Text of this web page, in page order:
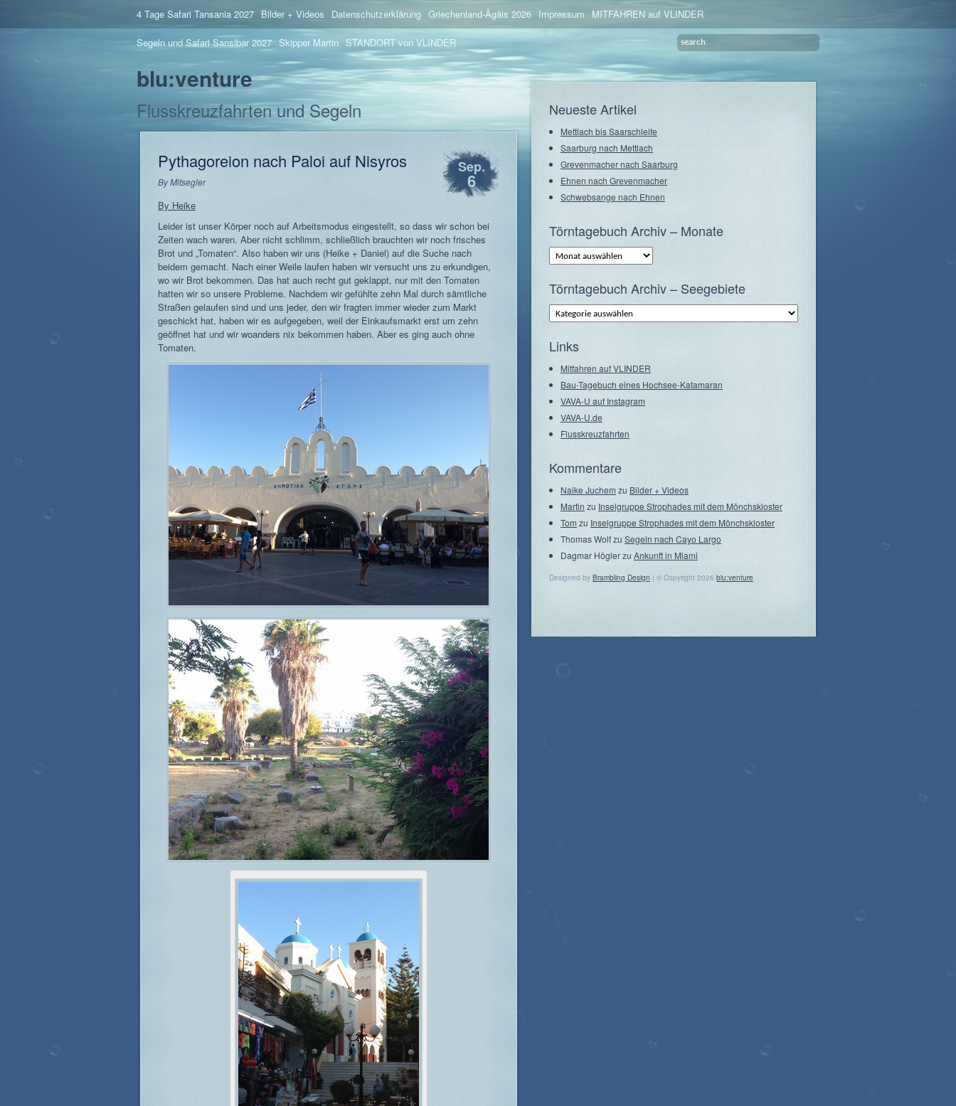
4 Tage Safari Tansania 2027 Bilder + Videos Datenschutzerklärung Griechenland-Ägäis 2026 Impressum MITFAHREN auf VLINDER
Segeln und Safari Sansibar 2027 Skipper Martin STANDORT von VLINDER
blu:venture
Flusskreuzfahrten und Segeln
Pythagoreion nach Paloi auf Nisyros
ByMitsegler
Sep.
6
By Heike
Leider ist unser Körper noch auf Arbeitsmodus eingestellt, so dass wir schon bei
Zeiten wach waren. Aber nicht schlimm, schließlich brauchten wir noch frisches
Brot und „Tomaten“. Also haben wir uns (Heike + Daniel) auf die Suche nach
beidem gemacht. Nach einer Weile laufen haben wir versucht uns zu erkundigen,
wo wir Brot bekommen. Das hat auch recht gut geklappt, nur mit den Tomaten
hatten wir so unsere Probleme. Nachdem wir gefühlte zehn Mal durch sämtliche
Straßen gelaufen sind und uns jeder, den wir fragten immer wieder zum Markt
geschickt hat, haben wir es aufgegeben, weil der Einkaufsmarkt erst um zehn
geöffnet hat und wir woanders nix bekommen haben. Aber es ging auch ohne
Tomaten.
Neueste Artikel
Mettlach bis Saarschleife
Saarburg nach Mettlach
Grevenmacher nach Saarburg
Ehnen nach Grevenmacher
Schwebsange nach Ehnen
Törntagebuch Archiv – Monate
Törntagebuch
Archiv
–
Törntagebuch Archiv – Seegebiete
Törntagebuch
Archiv
–
Links
Mitfahren auf VLINDER
Bau-Tagebuch eines Hochsee-Katamaran
VAVA-U auf Instagram
VAVA-U.de
Flusskreuzfahrten
Kommentare
Naike Juchemzu Bilder + Videos
Martin zu Inselgruppe Strophades mit dem Mönchskloster
Tom zu Inselgruppe Strophades mit dem Mönchskloster
Thomas Wolfzu Segeln nach Cayo Largo
Dagmar Höglerzu Ankunft in Miami
Designed by Brambling Design | © Copyright 2026 blu:venture